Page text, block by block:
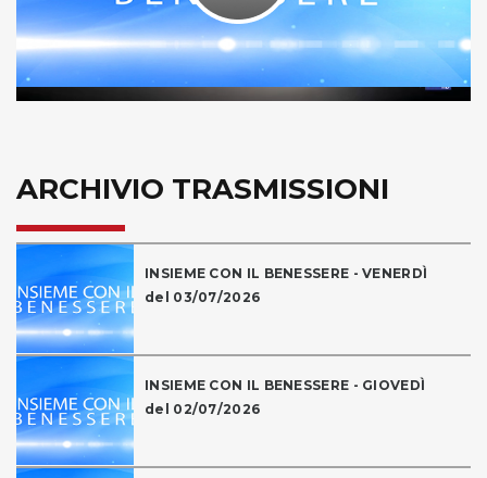
ARCHIVIO TRASMISSIONI
INSIEME CON IL BENESSERE - VENERDÌ
del 03/07/2026
INSIEME CON IL BENESSERE - GIOVEDÌ
del 02/07/2026